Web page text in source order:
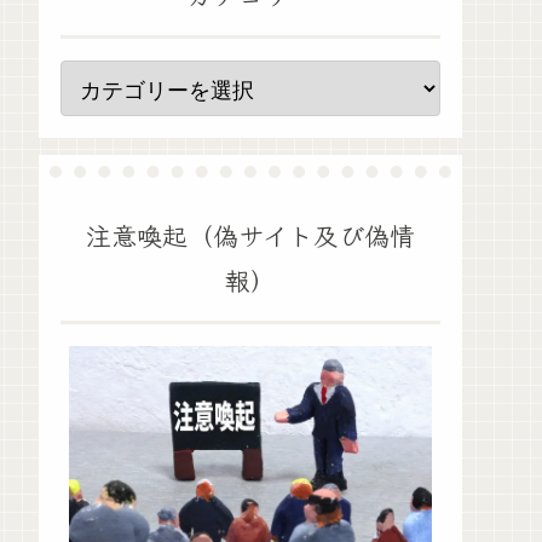
注意喚起（偽サイト及び偽情
報）